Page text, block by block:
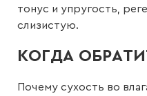
тонус и упругость,
слизистую.
КОГДА
Почему сухость во